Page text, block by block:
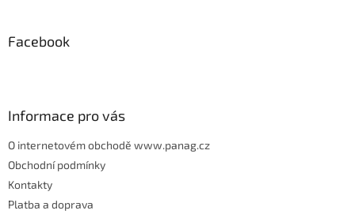
p
aFacebook
Informace pro vás
O internetovém obchodě www.panag.cz
Obchodní podmínky
Kontakty
Platba a doprava